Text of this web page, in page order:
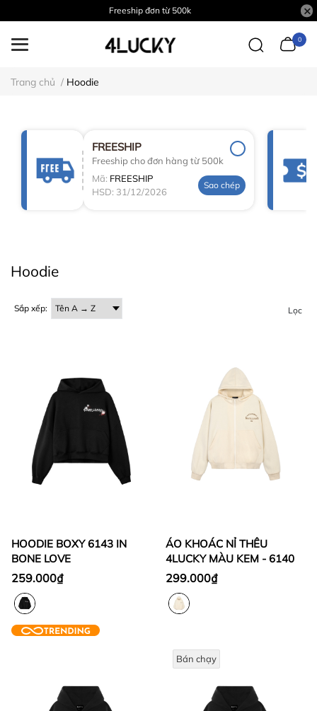
Freeship đơn từ 500k
0
Trang chủ / Hoodie
FREESHIP
Freeship cho đơn hàng từ 500k
Mã: FREESHIP
HSD: 31/12/2026
Sao chép
Hoodie
Sắp xếp: Lọc
HOODIE BOXY 6143 IN
BONE LOVE
259.000₫
ÁO KHOÁC NỈ THÊU
4LUCKY MÀU KEM - 6140
299.000₫
Bán chạy